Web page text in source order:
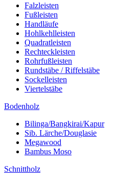
Falzleisten
Fußleisten
Handläufe
Hohlkehlleisten
Quadratleisten
Rechteckleisten
Rohrfußleisten
Rundstäbe / Riffelstäbe
Sockelleisten
Viertelstäbe
Bodenholz
Bilinga/Bangkirai/Kapur
Sib. Lärche/Douglasie
Megawood
Bambus Moso
Schnittholz